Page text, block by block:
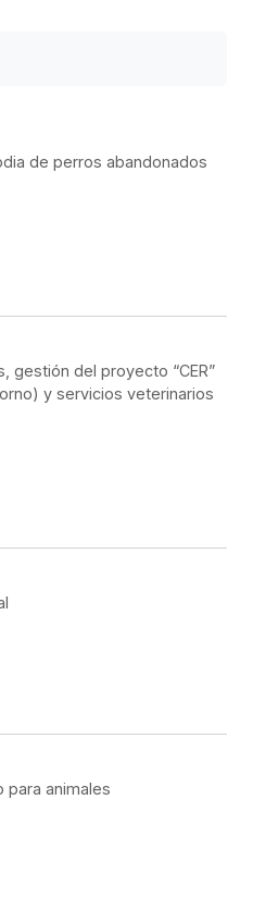
de perros abandonados
gestión del proyecto “CER”
y servicios veterinarios
para animales